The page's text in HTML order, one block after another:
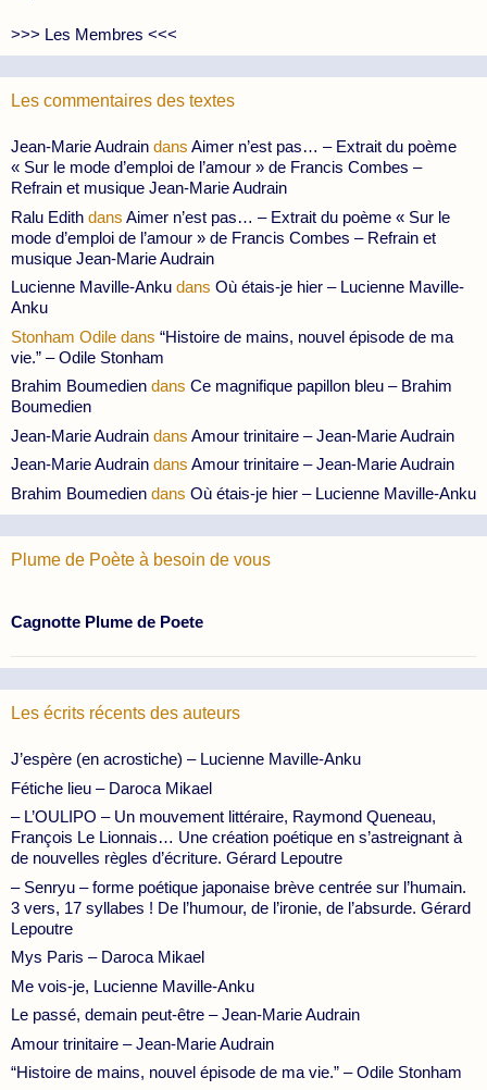
>>> Les Membres <<<
Les commentaires des textes
Jean-Marie Audrain dans Aimer n’est pas… – Extrait du poème
« Sur le mode d’emploi de l’amour » de Francis Combes –
Refrain et musique Jean-Marie Audrain
Ralu Edith dans Aimer n’est pas… – Extrait du poème « Sur le
mode d’emploi de l’amour » de Francis Combes – Refrain et
musique Jean-Marie Audrain
Lucienne Maville-Anku dans Où étais-je hier – Lucienne Maville-
Anku
Stonham Odile dans “Histoire de mains, nouvel épisode de ma
vie.” – Odile Stonham
Brahim Boumedien dans Ce magnifique papillon bleu – Brahim
Boumedien
Jean-Marie Audrain dans Amour trinitaire – Jean-Marie Audrain
Jean-Marie Audrain dans Amour trinitaire – Jean-Marie Audrain
Brahim Boumedien dans Où étais-je hier – Lucienne Maville-Anku
Plume de Poète à besoin de vous
Cagnotte Plume de Poete
Les écrits récents des auteurs
J’espère (en acrostiche) – Lucienne Maville-Anku
Fétiche lieu – Daroca Mikael
– L’OULIPO – Un mouvement littéraire, Raymond Queneau,
François Le Lionnais… Une création poétique en s’astreignant à
de nouvelles règles d’écriture. Gérard Lepoutre
– Senryu – forme poétique japonaise brève centrée sur l’humain.
3 vers, 17 syllabes ! De l’humour, de l’ironie, de l’absurde. Gérard
Lepoutre
Mys Paris – Daroca Mikael
Me vois-je, Lucienne Maville-Anku
Le passé, demain peut-être – Jean-Marie Audrain
Amour trinitaire – Jean-Marie Audrain
“Histoire de mains, nouvel épisode de ma vie.” – Odile Stonham